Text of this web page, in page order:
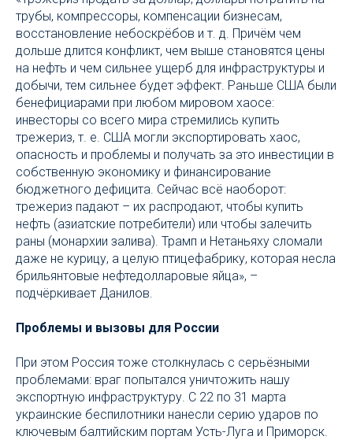
трубы, компрессоры, компенсации бизнесам,
восстановление небоскрёбов и т. д. Причём чем
дольше длится конфликт, чем выше становятся цены
на нефть и чем сильнее ущерб для инфраструктуры и
добычи, тем сильнее будет эффект. Раньше США были
бенефициарами при любом мировом хаосе:
инвесторы со всего мира стремились купить
трежериз, т. е. США могли экспортировать хаос,
опасность и проблемы и получать за это инвестиции в
собственную экономику и финансирование
бюджетного дефицита. Сейчас всё наоборот:
трежериз падают – их распродают, чтобы купить
нефть (азиатские потребители) или чтобы залечить
раны (монархии залива). Трамп и Нетаньяху сломали
даже не курицу, а целую птицефабрику, которая несла
брильянтовые нефтедолларовые яйца», –
подчёркивает Данилов.
Проблемы и вызовы для России
При этом Россия тоже столкнулась с серьёзными
проблемами: враг попытался уничтожить нашу
экспортную инфраструктуру. С 22 по 31 марта
украинские беспилотники нанесли серию ударов по
ключевым балтийским портам Усть-Луга и Приморск.